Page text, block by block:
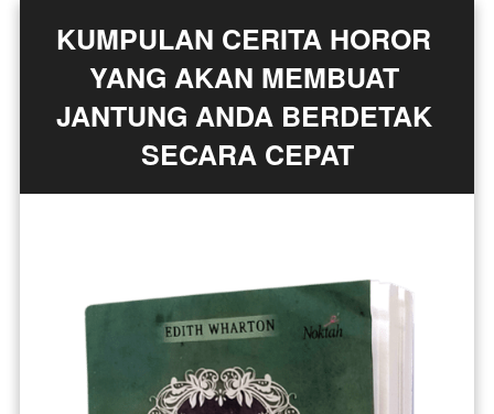
KUMPULAN CERITA HOROR
YANG AKAN MEMBUAT
JANTUNG ANDA BERDETAK
SECARA CEPAT